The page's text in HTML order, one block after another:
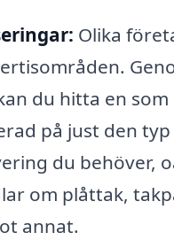
Olika
du hitta en som
på just den typ
du behöver,
om plåttak,
annat.